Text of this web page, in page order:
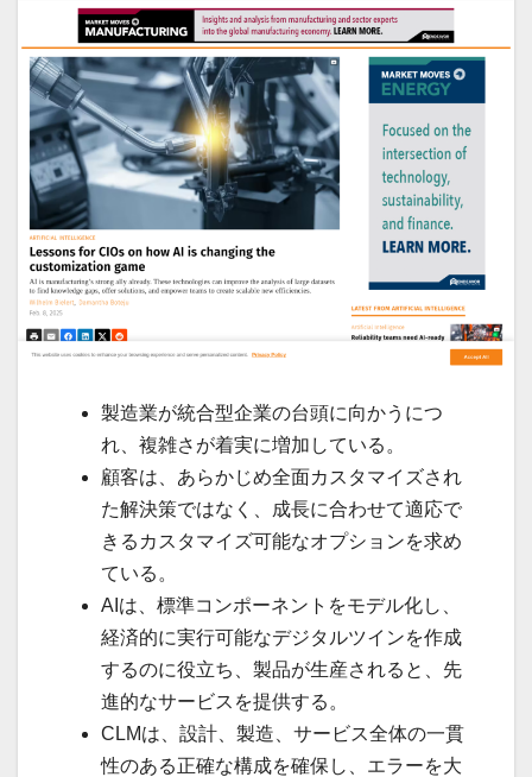
製造業が統合型企業の台頭に向かうにつ
れ、複雑さが着実に増加している。
顧客は、あらかじめ全面カスタマイズされ
た解決策ではなく、成長に合わせて適応で
きるカスタマイズ可能なオプションを求め
ている。
AIは、標準コンポーネントをモデル化し、
経済的に実行可能なデジタルツインを作成
するのに役立ち、製品が生産されると、先
進的なサービスを提供する。
CLMは、設計、製造、サービス全体の一貫
性のある正確な構成を確保し、エラーを大